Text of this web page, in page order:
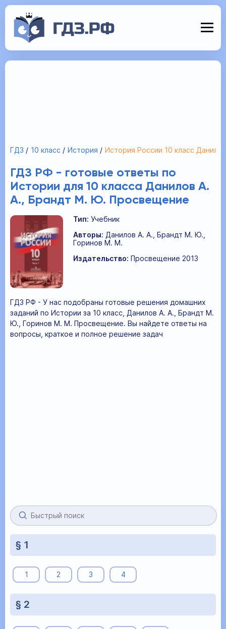
ГДЗ 10 класс История История России 10 класс Данилов
ГДЗ РФ - готовые ответы по
Истории для 10 класса Данилов А.
А., Брандт М. Ю. Просвещение
Тип: Учебник
Авторы: Данилов А. А., Брандт М. Ю.,
Горинов М. М.
Издательство: Просвещение 2013
ГДЗ РФ - У нас подобраны готовые решения домашних
заданий по Истории за 10 класс, Данилов А. А., Брандт М.
Ю., Горинов М. М. Просвещение. Вы найдете ответы на
вопросы, краткое и полное решение задач
§ 1
1 2 3 4
§ 2